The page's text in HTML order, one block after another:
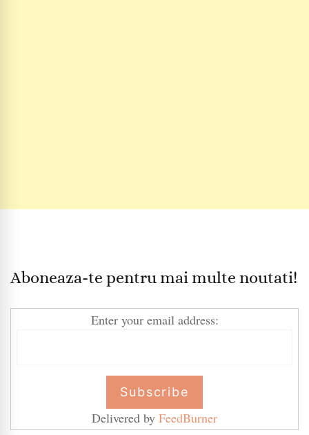
Aboneaza-te pentru mai multe noutati!
Enter your email address:
Delivered by FeedBurner